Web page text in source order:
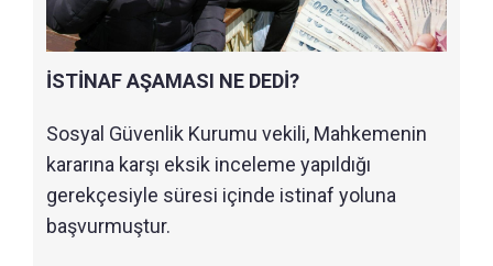
İSTİNAF AŞAMASI NE DEDİ?
Sosyal Güvenlik Kurumu vekili, Mahkemenin
kararına karşı eksik inceleme yapıldığı
gerekçesiyle süresi içinde istinaf yoluna
başvurmuştur.